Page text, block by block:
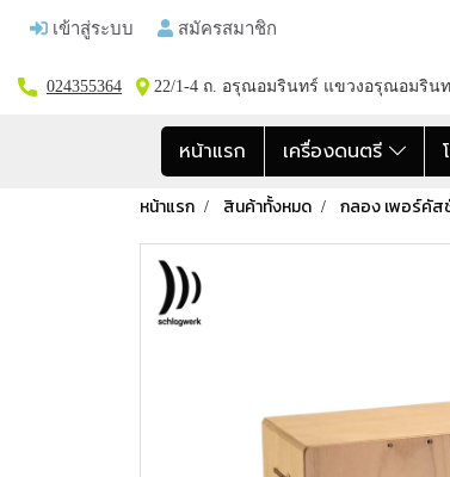
เข้าสู่ระบบ สมัครสมาชิก
024355364 22/1-4 ถ. อรุณอมรินทร์ แขวงอรุณอมริน
หน้าแรก เครื่องดนตรี
หน้าแรก สินค้าทั้งหมด กลอง เพอร์คัส